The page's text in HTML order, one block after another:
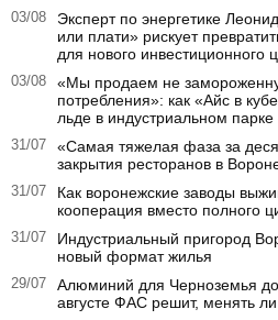
03/08
Эксперт по энергетике
или плати» рискует
для нового инвестиционного
03/08
«Мы продаем не
потребления»: как «Айс в
льде в индустриальном
31/07
«Самая тяжелая фаза за
закрытия ресторанов в
31/07
Как воронежские заводы
кооперация вместо полного
31/07
Индустриальный пригород
новый формат жилья
29/07
Алюминий для Черноземья
августе ФАС решит, менять